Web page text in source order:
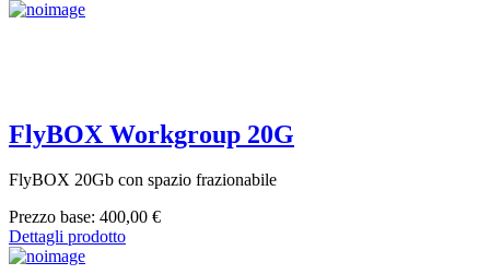
FlyBOX Workgroup 20G
FlyBOX 20Gb con spazio frazionabile
Prezzo base: 400,00 €
Dettagli prodotto